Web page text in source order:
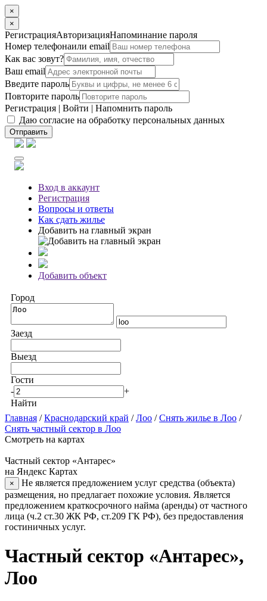
×
×
РегистрацияАвторизацияНапоминание пароля
Номер телефонаили email
Как вас зовут?
Ваш email
Введите пароль
Повторите пароль
Регистрация | Войти | Напомнить пароль
Даю согласие на обработку персональных данных
Отправить
Вход в аккаунт
Регистрация
Вопросы и ответы
Как сдать жилье
Добавить на главный экран
Добавить объект
Город
Заезд
Выезд
Гости
-
+
Найти
Главная /Краснодарский край /Лоо /Снять жилье в Лоо /
Снять частный сектор в Лоо
Смотреть на картах
Частный сектор «Антарес»
на Яндекс Картах
×
Не является предложением услуг средства (объекта)
размещения, но предлагает похожие условия. Является
предложением краткосрочного найма (аренды) от частного
лица (ч.2 ст.30 ЖК РФ, ст.209 ГК РФ), без предоставления
гостиничных услуг.
Частный сектор «Антарес»,
Лоо